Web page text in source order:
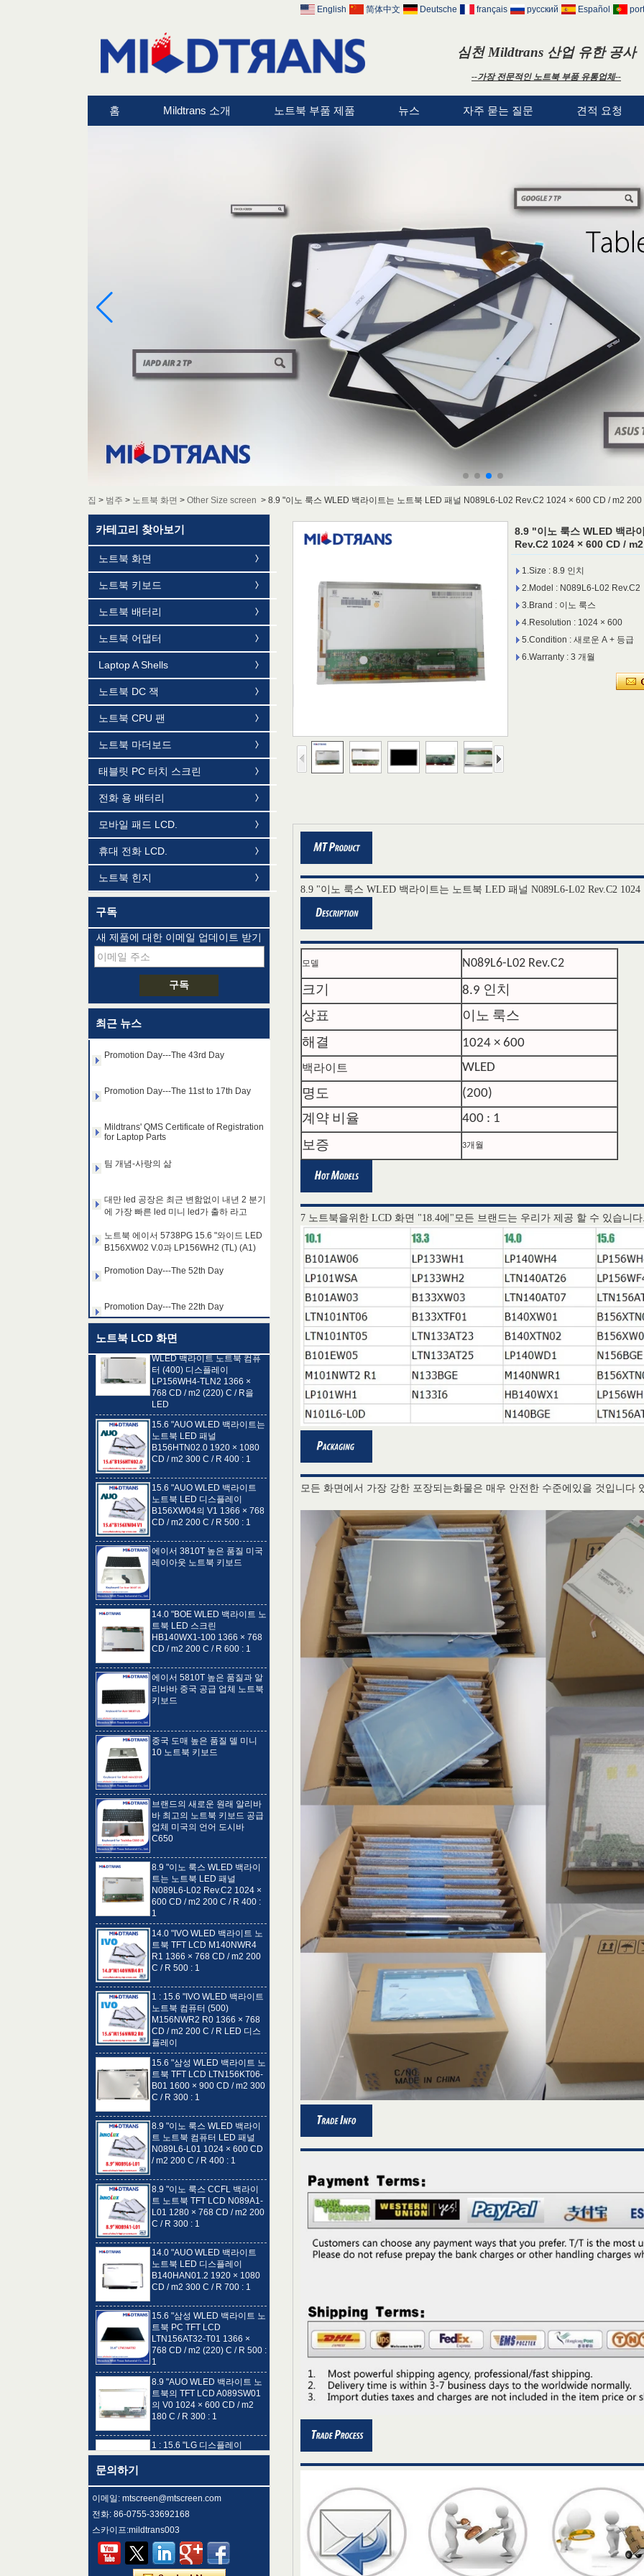
심천 Mildtrans 산업 유한 공사
--가장 전문적인 노트북 부품 유통업체--
English 简体中文 Deutsche français русский Español
홈 Mildtrans 소개 노트북 부품 제품 뉴스 자주 묻는 질문 견적 요청
집 > 범주 > 노트북 화면 > Other Size screen > 8.9 "이노 룩스 WLED 백라이트는 노트북 LED 패널 N089L6-L02 Rev.C2 1024 × 600 CD / m2 200
카테고리 찾아보기
노트북 화면
노트북 키보드
노트북 배터리
노트북 어댑터
Laptop A Shells
노트북 DC 잭
노트북 CPU 팬
노트북 마더보드
태블릿 PC 터치 스크린
전화 용 배터리
모바일 패드 LCD.
휴대 전화 LCD.
노트북 힌지
구독
새 제품에 대한 이메일 업데이트 받기
최근 뉴스
Mildtrans' QMS Certificate of Registration
for Laptop Parts
팀 개념-사랑의 삶
대만 led 공장은 최근 변함없이 내년 2 분기
에 가장 빠른 led 미니 led가 출하 라고
노트북 에이서 5738PG 15.6 "와이드 LED
B156XW02 V.0과 LP156WH2 (TL) (A1)
Promotion Day---The 52th Day
팀 개념-사랑의 삶
노트북 에이서 5738PG 15.6 "와이드 LED
Promotion Day---The 52th Day
Promotion Day---The 43rd Day
Promotion Day---The 11st to 17th Day
노트북 LCD 화면
14.0 "AUO WLED 백라이트
B140HAN01.2 1920 × 1080
CD / m2 300 C / R 700 : 1
15.6 "삼성 WLED 백라이트 노
트북 PC TFT LCD
768 CD / m2 (220) C / R 500 :
1
트북의 TFT LCD A089SW01
WLED 백라이트 노트북 컴퓨
LP156WH4-TLN2 1366 ×
768 CD / m2 (220) C / R을
LED
15.6 "AUO WLED 백라이트는
노트북 LED 패널
B156HTN02.0 1920 × 1080
CD / m2 300 C / R 400 : 1
노트북 LED 디스플레이
B156XW04의 V1 1366 × 768
CD / m2 200 C / R 500 : 1
레이아웃 노트북 키보드
트북 LED 스크린
HB140WX1-100 1366 × 768
CD / m2 200 C / R 600 : 1
리바바 중국 공급 업체 노트북
키보드
10 노트북 키보드
바 최고의 노트북 키보드 공급
업체 미국의 언어 도시바
C650
트는 노트북 LED 패널
N089L6-L02 Rev.C2 1024 ×
600 CD / m2 200 C / R 400 :
1
14.0 "IVO WLED 백라이트 노
트북 TFT LCD M140NWR4
R1 1366 × 768 CD / m2 200
C / R 500 : 1
노트북 컴퓨터 (500)
M156NWR2 R0 1366 × 768
CD / m2 200 C / R LED 디스
플레이
15.6 "삼성 WLED 백라이트 노
트북 TFT LCD LTN156KT06-
B01 1600 × 900 CD / m2 300
C / R 300 : 1
트 노트북 컴퓨터 LED 패널
N089L6-L01 1024 × 600 CD
/ m2 200 C / R 400 : 1
트 노트북 TFT LCD N089A1-
L01 1280 × 768 CD / m2 200
C / R 300 : 1
노트북 LED 디스플레이
B140HAN01.2 1920 × 1080
CD / m2 300 C / R 700 : 1
트북 PC TFT LCD
LTN156AT32-T01 1366 ×
768 CD / m2 (220) C / R 500 :
1
8.9 "AUO WLED 백라이트 노
트북의 TFT LCD A089SW01
의 V0 10​​24 × 600 CD / m2
180 C / R 300 : 1
WLED 백라이트 노트북 컴퓨
터 (400) 디스플레이
LED
15.6 "AUO WLED 백라이트는
노트북 LED 패널
B156HTN02.0 1920 × 1080
15.6 "AUO WLED 백라이트
문의하기
이메일: mtscreen@mtscreen.com
전화: 86-0755-33692168
스카이프:mildtrans003
8.9 "이노 룩스 WLED 백라
Rev.C2 1024 × 600 CD /
1.Size : 8.9 인치
2.Model : N089L6-L02 Rev.C2
3.Brand : 이노 룩스
4.Resolution : 1024 × 600
5.Condition : 새로운 A + 등급
6.Warranty : 3 개월
8.9 "이노 룩스 WLED 백라이트는 노트북 LED 패널 N089L6-L02 Rev.C2 1024
모델
N089L6-L02 Rev.C2
크기
8.9 인치
상표
이노 룩스
해결
1024 × 600
백라이트
WLED
명도
(200)
계약 비율
400 : 1
보증
3개월
7 노트북을위한 LCD 화면 "18.4에"모든 브랜드는 우리가 제공 할 수 있습니
모든 화면에서 가장 강한 포장되는화물은 매우 안전한 수준에있을 것입니다